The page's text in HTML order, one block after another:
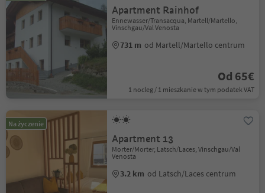
Apartment Rainhof
Ennewasser/Transacqua, Martell/Martello,
Vinschgau/Val Venosta
731 m od Martell/Martello centrum
Od 65€
1 nocleg / 1 mieszkanie w tym podatek VAT
Na życzenie
Apartment 13
Morter/Morter, Latsch/Laces, Vinschgau/Val
Venosta
3.2 km od Latsch/Laces centrum